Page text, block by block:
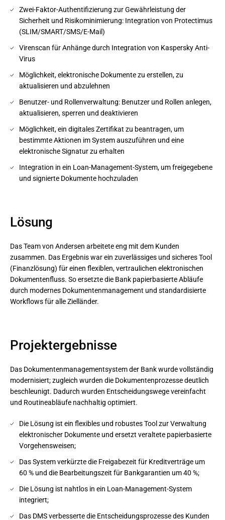
Zwei-Faktor-Authentifizierung zur Gewährleistung der
Sicherheit und Risikominimierung: Integration von Protectimus
(SLIM/SMART/SMS/E-Mail)
Virenscan für Anhänge durch Integration von Kaspersky Anti-
Virus
Möglichkeit, elektronische Dokumente zu erstellen, zu
aktualisieren und abzulehnen
Benutzer- und Rollenverwaltung: Benutzer und Rollen anlegen,
aktualisieren, sperren und deaktivieren
Möglichkeit, ein digitales Zertifikat zu beantragen, um
bestimmte Aktionen im System auszuführen und eine
elektronische Signatur zu erhalten
Integration in ein Loan-Management-System, um freigegebene
und signierte Dokumente hochzuladen
Lösung
Das Team von Andersen arbeitete eng mit dem Kunden
zusammen. Das Ergebnis war ein zuverlässiges und sicheres Tool
(Finanzlösung) für einen flexiblen, vertraulichen elektronischen
Dokumentenfluss. So ersetzte die Bank papierbasierte Abläufe
durch modernes Dokumentenmanagement und standardisierte
Workflows für alle Zielländer.
Projektergebnisse
Das Dokumentenmanagementsystem der Bank wurde vollständig
modernisiert; zugleich wurden die Dokumentenprozesse deutlich
beschleunigt. Dadurch wurden Entscheidungswege vereinfacht
und Routineabläufe nachhaltig optimiert.
Die Lösung ist ein flexibles und robustes Tool zur Verwaltung
elektronischer Dokumente und ersetzt veraltete papierbasierte
Vorgehensweisen;
Das System verkürzte die Freigabezeit für Kreditverträge um
60 % und die Bearbeitungszeit für Bankgarantien um 40 %;
Die Lösung ist nahtlos in ein Loan-Management-System
integriert;
Das DMS verbesserte die Entscheidungsprozesse des Kunden